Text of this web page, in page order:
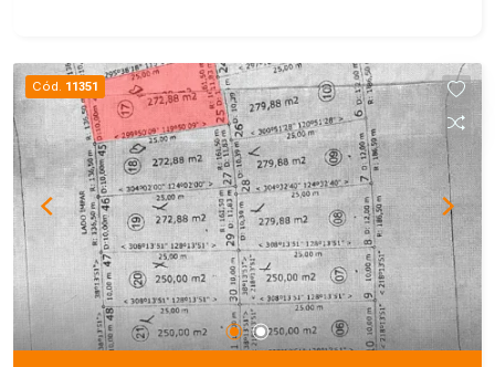
Cód. 11351